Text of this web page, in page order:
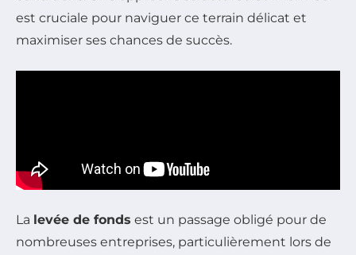
est cruciale pour naviguer ce terrain délicat et
maximiser ses chances de succès.
La levée de fonds est un passage obligé pour de
nombreuses entreprises, particulièrement lors de